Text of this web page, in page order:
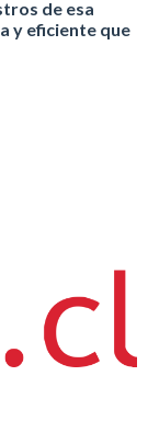
de esa
y eficiente que